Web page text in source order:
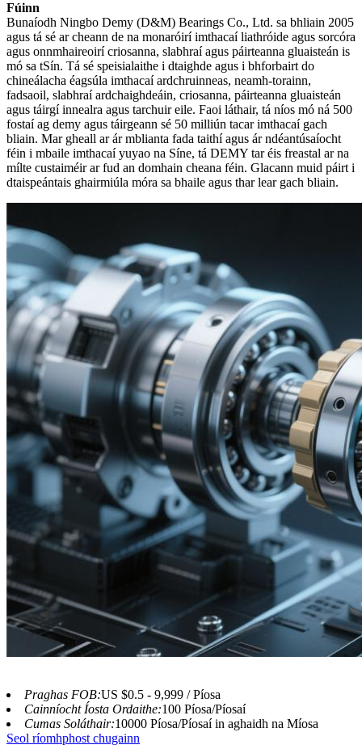
Fúinn
Bunaíodh Ningbo Demy (D&M) Bearings Co., Ltd. sa bhliain 2005
agus tá sé ar cheann de na monaróirí imthacaí liathróide agus sorcóra
agus onnmhaireoirí criosanna, slabhraí agus páirteanna gluaisteán is
mó sa tSín. Tá sé speisialaithe i dtaighde agus i bhforbairt do
chineálacha éagsúla imthacaí ardchruinneas, neamh-torainn,
fadsaoil, slabhraí ardchaighdeáin, criosanna, páirteanna gluaisteán
agus táirgí innealra agus tarchuir eile. Faoi láthair, tá níos mó ná 500
fostaí ag demy agus táirgeann sé 50 milliún tacar imthacaí gach
bliain. Mar gheall ar ár mblianta fada taithí agus ár ndéantúsaíocht
féin i mbaile imthacaí yuyao na Síne, tá DEMY tar éis freastal ar na
mílte custaiméir ar fud an domhain cheana féin. Glacann muid páirt i
dtaispeántais ghairmiúla móra sa bhaile agus thar lear gach bliain.
Praghas FOB:US $0.5 - 9,999 / Píosa
Cainníocht Íosta Ordaithe:100 Píosa/Píosaí
Cumas Soláthair:10000 Píosa/Píosaí in aghaidh na Míosa
Seol ríomhphost chugainn